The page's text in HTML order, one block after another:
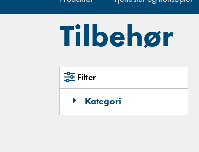
Tilbehør
Filter
Kategori